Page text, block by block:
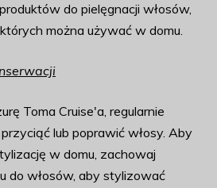
do pielęgnacji włosów,
można używać w domu.
Toma Cruise'a, regularnie
lub poprawić włosy. Aby
w domu, zachowaj
do włosów, aby stylizować